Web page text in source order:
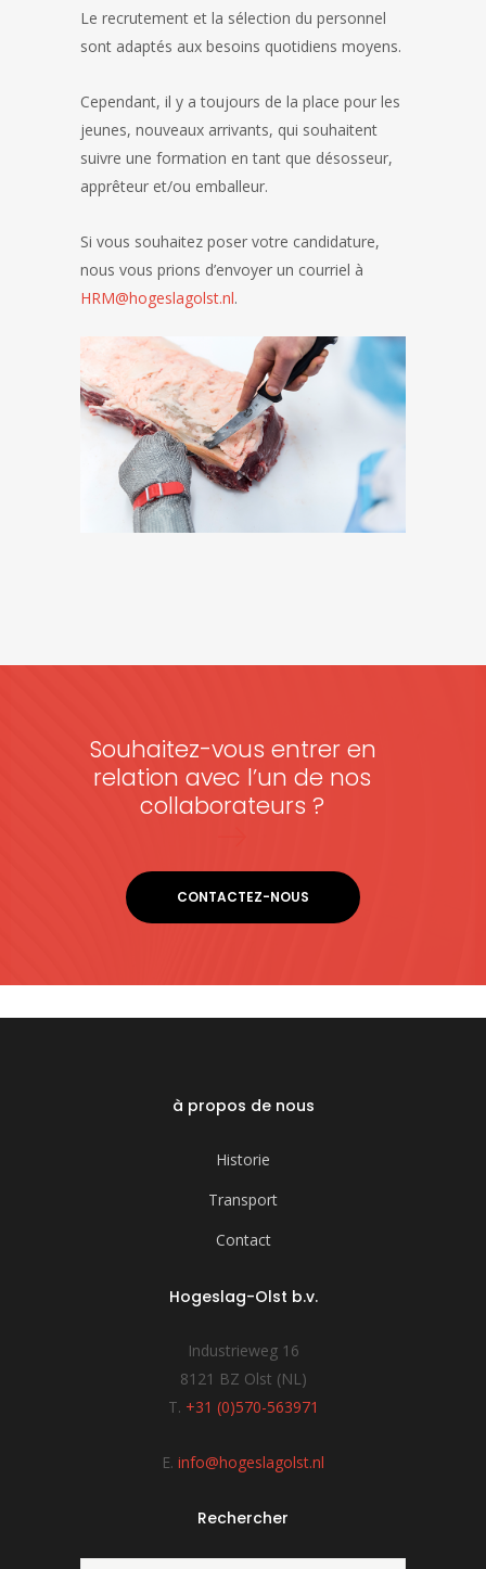
Le recrutement et la sélection du personnel
sont adaptés aux besoins quotidiens moyens.
Cependant, il y a toujours de la place pour les
jeunes, nouveaux arrivants, qui souhaitent
suivre une formation en tant que désosseur,
apprêteur et/ou emballeur.
Si vous souhaitez poser votre candidature,
nous vous prions d’envoyer un courriel à
HRM@hogeslagolst.nl.
Souhaitez-vous entrer en
relation avec l’un de nos
collaborateurs ?
CONTACTEZ-NOUS
à propos de nous
Historie
Transport
Contact
Hogeslag-Olst b.v.
Industrieweg 16
8121 BZ Olst (NL)
T. +31 (0)570-563971
E. info@hogeslagolst.nl
Rechercher